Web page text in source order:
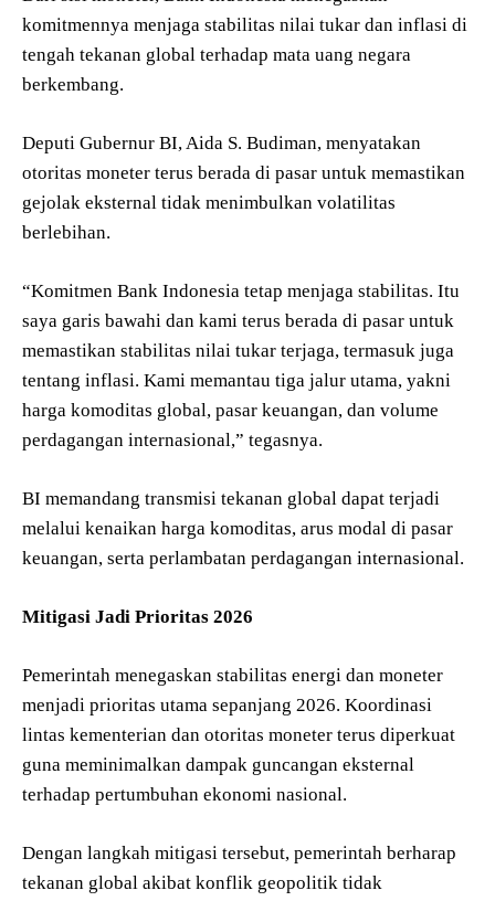
komitmennya menjaga stabilitas nilai tukar dan inflasi di
tengah tekanan global terhadap mata uang negara
berkembang.
Deputi Gubernur BI, Aida S. Budiman, menyatakan
otoritas moneter terus berada di pasar untuk memastikan
gejolak eksternal tidak menimbulkan volatilitas
berlebihan.
“Komitmen Bank Indonesia tetap menjaga stabilitas. Itu
saya garis bawahi dan kami terus berada di pasar untuk
memastikan stabilitas nilai tukar terjaga, termasuk juga
tentang inflasi. Kami memantau tiga jalur utama, yakni
harga komoditas global, pasar keuangan, dan volume
perdagangan internasional,” tegasnya.
BI memandang transmisi tekanan global dapat terjadi
melalui kenaikan harga komoditas, arus modal di pasar
keuangan, serta perlambatan perdagangan internasional.
Mitigasi Jadi Prioritas 2026
Pemerintah menegaskan stabilitas energi dan moneter
menjadi prioritas utama sepanjang 2026. Koordinasi
lintas kementerian dan otoritas moneter terus diperkuat
guna meminimalkan dampak guncangan eksternal
terhadap pertumbuhan ekonomi nasional.
Dengan langkah mitigasi tersebut, pemerintah berharap
tekanan global akibat konflik geopolitik tidak